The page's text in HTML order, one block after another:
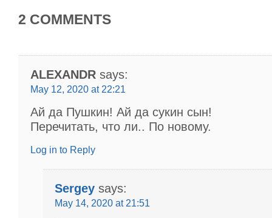
2 COMMENTS
ALEXANDR says:
May 12, 2020 at 22:21
Ай да Пушкин! Ай да сукин сын!
Перечитать, что ли.. По новому.
Log in to Reply
Sergey says:
May 14, 2020 at 21:51